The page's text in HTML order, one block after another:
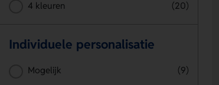
4 kleuren
(20)
Individuele personalisatie
Mogelijk (9)